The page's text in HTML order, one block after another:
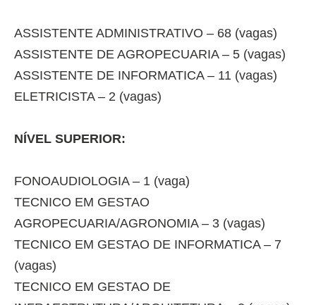
ASSISTENTE ADMINISTRATIVO – 68 (vagas)
ASSISTENTE DE AGROPECUARIA – 5 (vagas)
ASSISTENTE DE INFORMATICA – 11 (vagas)
ELETRICISTA – 2 (vagas)
NÍVEL SUPERIOR:
FONOAUDIOLOGIA – 1 (vaga)
TECNICO EM GESTAO
AGROPECUARIA/AGRONOMIA – 3 (vagas)
TECNICO EM GESTAO DE INFORMATICA – 7
(vagas)
TECNICO EM GESTAO DE